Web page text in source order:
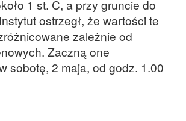
1 st. C, a przy gruncie do
ostrzegł, że wartości te
zależnie od
Zaczną one
sobotę, 2 maja, od godz. 1.00